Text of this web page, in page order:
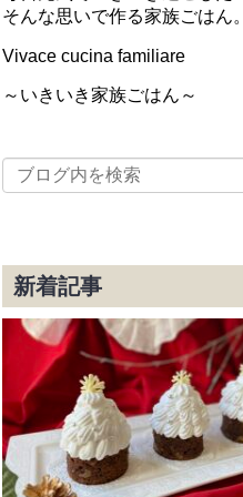
そんな思いで作る家族ごはん。
Vivace cucina familiare
～いきいき家族ごはん～
新着記事